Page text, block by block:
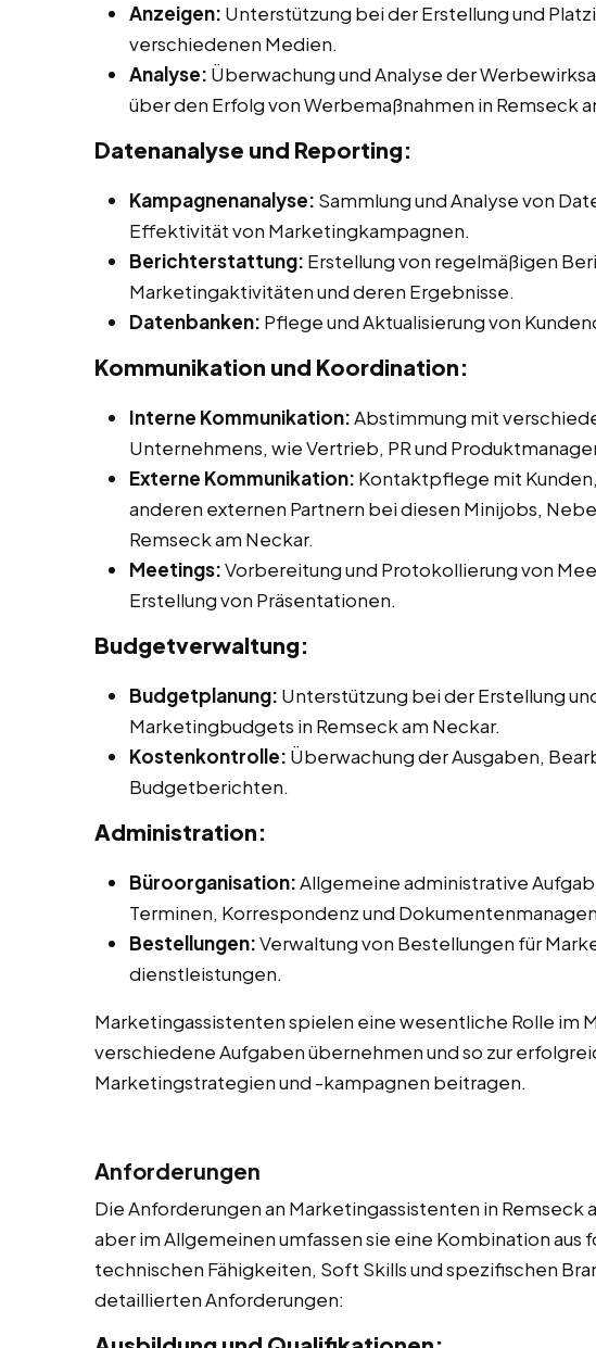
Anzeigen: Unterstützung bei der Erstellung und
verschiedenen Medien.
Analyse: Überwachung und Analyse der
über den Erfolg von Werbemaßnahmen in Remseck
Datenanalyse und Reporting:
Kampagnenanalyse: Sammlung und Analyse von
Effektivität von Marketingkampagnen.
Berichterstattung: Erstellung von regelmäßigen
Marketingaktivitäten und deren Ergebnisse.
Datenbanken: Pflege und Aktualisierung von
Kommunikation und Koordination:
Interne Kommunikation:Abstimmung mit
Unternehmens, wie Vertrieb, PR und
Externe Kommunikation: Kontaktpflege mit
anderen externen Partnern bei diesen Minijobs,
Remseck am Neckar.
Meetings:Vorbereitung und Protokollierung von
Erstellung von Präsentationen.
Budgetverwaltung:
Budgetplanung: Unterstützung bei der Erstellung
Marketingbudgets in Remseck am Neckar.
Kostenkontrolle: Überwachung der Ausgaben,
Budgetberichten.
Administration:
Büroorganisation:Allgemeine administrative
Terminen, Korrespondenz und
Bestellungen:Verwaltung von Bestellungen für
dienstleistungen.
Marketingassistenten spielen eine wesentliche Rolle im
verschiedene Aufgaben übernehmen und so zur
Marketingstrategien und -kampagnen beitragen.
Anforderungen
Die Anforderungen an Marketingassistenten in Remseck
aber im Allgemeinen umfassen sie eine Kombination aus
technischen Fähigkeiten, Soft Skills und spezifischen
detaillierten Anforderungen: